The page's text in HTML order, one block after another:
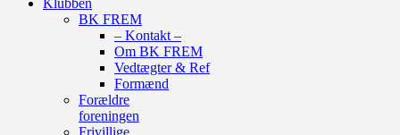
BK FREM
– Kontakt –
Om BK FREM
Vedtægter & Ref
Formænd
Forældre
foreningen
Frivillige